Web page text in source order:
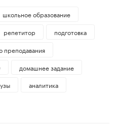
школьное образование
репетитор
подготовка
преподавания
домашнее задание
аналитика